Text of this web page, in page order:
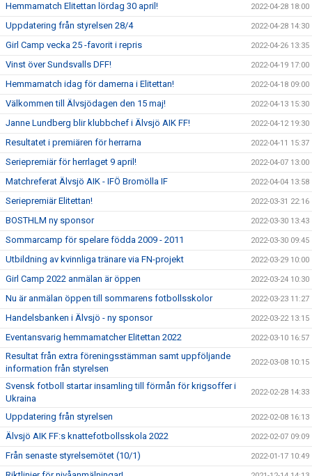
Hemmamatch Elitettan lördag 30 april! 2022-04-28 18:00
Uppdatering från styrelsen 28/4 2022-04-28 14:30
Girl Camp vecka 25 -favorit i repris 2022-04-26 13:35
Vinst över Sundsvalls DFF! 2022-04-19 17:00
Hemmamatch idag för damerna i Elitettan! 2022-04-18 09:00
Välkommen till Älvsjödagen den 15 maj! 2022-04-13 15:30
Janne Lundberg blir klubbchef i Älvsjö AIK FF! 2022-04-12 19:30
Resultatet i premiären för herrarna 2022-04-11 15:37
Seriepremiär för herrlaget 9 april! 2022-04-07 13:00
Matchreferat Älvsjö AIK - IFÖ Bromölla IF 2022-04-04 13:58
Seriepremiär Elitettan! 2022-03-31 22:16
BOSTHLM ny sponsor 2022-03-30 13:43
Sommarcamp för spelare födda 2009 - 2011 2022-03-30 09:45
Utbildning av kvinnliga tränare via FN-projekt 2022-03-29 10:00
Girl Camp 2022 anmälan är öppen 2022-03-24 10:30
Nu är anmälan öppen till sommarens fotbollsskolor 2022-03-23 11:27
Handelsbanken i Älvsjö - ny sponsor 2022-03-22 13:15
Eventansvarig hemmamatcher Elitettan 2022 2022-03-10 16:57
Resultat från extra föreningsstämman samt uppföljande
information från styrelsen
2022-03-08 10:15
Svensk fotboll startar insamling till förmån för krigsoffer i
Ukraina
2022-02-28 14:33
Uppdatering från styrelsen 2022-02-08 16:13
Älvsjö AIK FF:s knattefotbollsskola 2022 2022-02-07 09:09
Från senaste styrelsemötet (10/1) 2022-01-17 10:49